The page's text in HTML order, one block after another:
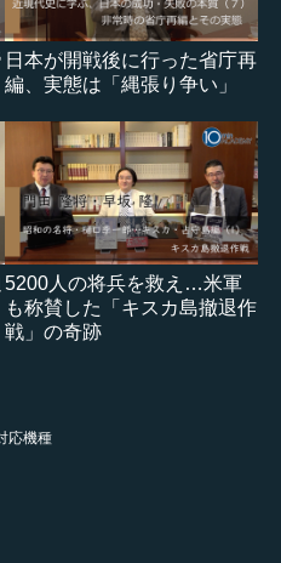
日本が開戦後に行った省庁再
編、実態は「縄張り争い」
5200人の将兵を救え…米軍
も称賛した「キスカ島撤退作
戦」の奇跡
応機種